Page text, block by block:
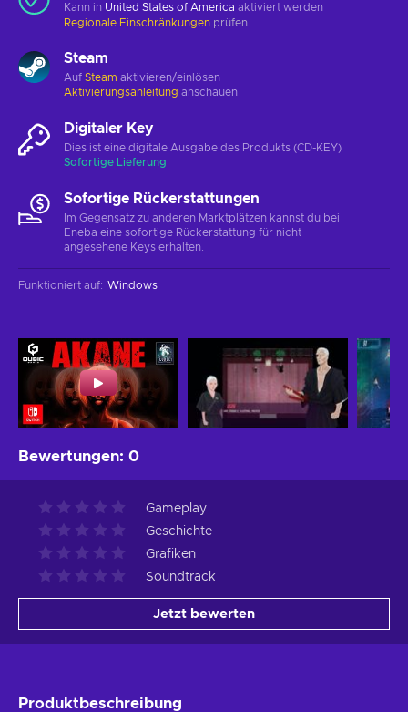
Kann in United States of America aktiviert werden
Regionale Einschränkungen prüfen
Steam
Auf Steam aktivieren/einlösen
Aktivierungsanleitung anschauen
Digitaler Key
Dies ist eine digitale Ausgabe des Produkts (CD-KEY)
Sofortige Lieferung
Sofortige Rückerstattungen
Im Gegensatz zu anderen Marktplätzen kannst du bei
Eneba eine sofortige Rückerstattung für nicht
angesehene Keys erhalten.
Funktioniert auf: Windows
Bewertungen: 0
Gameplay
Geschichte
Grafiken
Soundtrack
Jetzt bewerten
Produktbeschreibung